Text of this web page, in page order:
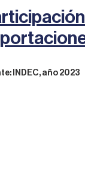
INDEC, año 2023